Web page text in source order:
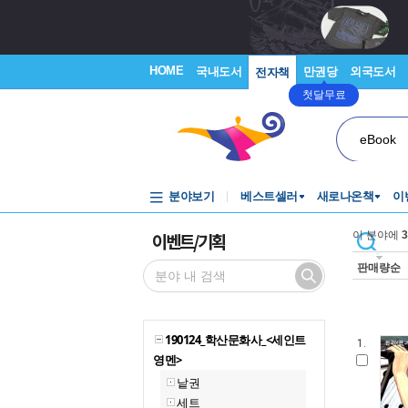
HOME 국내도서 전자책 만권당
첫달무료
외국도서
eBook
분야보기 베스트셀러 새로나온책 이
이벤트/기획
190124_학산문화사_<세인트
영멘>
낱권
세트
이 분야에 3
판매량순
1.